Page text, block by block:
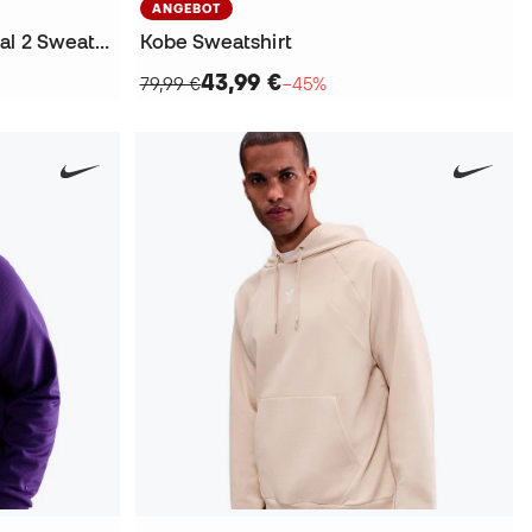
Kobe Bryant Fleece Essential 2 Sweatshirt
ANGEBOT
Kobe Sweatshirt
79,99 €43,99 €−45%